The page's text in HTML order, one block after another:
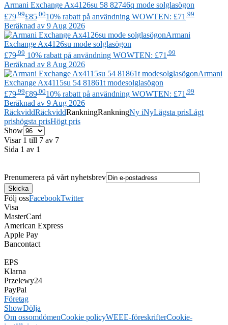
Armani Exchange Ax4126su 58 82746q mode solglasögon
£79 .99£85 .0010% rabatt på användning WOWTEN: £71 .99
Beräknad av 9 Aug 2026
Armani
Exchange Ax4126su mode solglasögon
£79 .99 10% rabatt på användning WOWTEN: £71 .99
Beräknad av 8 Aug 2026
Armani
Exchange Ax4115su 54 81861t modesolglasögon
£79 .99£89 .0010% rabatt på användning WOWTEN: £71 .99
Beräknad av 9 Aug 2026
RäckviddRäckviddRankningRankningNy iNyLägsta prisLågt
prishögsta prisHögt pris
Show
Visar 1 till 7 av 7
Sida 1 av 1
Prenumerera på vårt nyhetsbrev
Följ ossFacebookTwitter
Visa
MasterCard
American Express
Apple Pay
Bancontact
EPS
Klarna
Przelewy24
PayPal
Företag
ShowDölja
Om ossomdömenCookie policyWEEE-föreskrifterCookie-